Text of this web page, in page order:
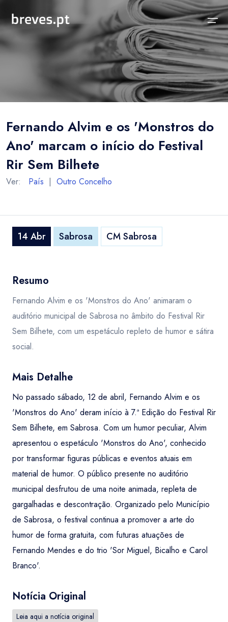
Notícias
Concelhos Vizinhos
Distrito
País
Sobre
Funcionalidades
As nossas Fontes
Perguntas Frequentes
Fernando Alvim e os 'Monstros do
Ano' marcam o início do Festival
Rir Sem Bilhete
Ver: País | Outro Concelho
14 Abr Sabrosa CM Sabrosa
Resumo
Fernando Alvim e os 'Monstros do Ano' animaram o
auditório municipal de Sabrosa no âmbito do Festival Rir
Sem Bilhete, com um espetáculo repleto de humor e sátira
social.
Mais Detalhe
No passado sábado, 12 de abril, Fernando Alvim e os
'Monstros do Ano' deram início à 7.ª Edição do Festival Rir
Sem Bilhete, em Sabrosa. Com um humor peculiar, Alvim
apresentou o espetáculo 'Monstros do Ano', conhecido
por transformar figuras públicas e eventos atuais em
material de humor. O público presente no auditório
municipal desfrutou de uma noite animada, repleta de
gargalhadas e descontração. Organizado pelo Município
de Sabrosa, o festival continua a promover a arte do
humor de forma gratuita, com futuras atuações de
Fernando Mendes e do trio 'Sor Miguel, Bicalho e Carol
Branco'.
Notícia Original
Leia aqui a notícia original